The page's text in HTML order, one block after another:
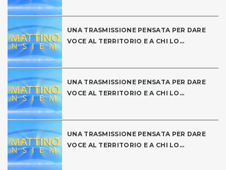
UNA TRASMISSIONE PENSATA PER DARE
VOCE AL TERRITORIO E A CHI LO...
UNA TRASMISSIONE PENSATA PER DARE
VOCE AL TERRITORIO E A CHI LO...
UNA TRASMISSIONE PENSATA PER DARE
VOCE AL TERRITORIO E A CHI LO...